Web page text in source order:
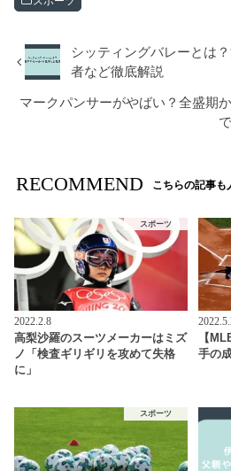
シッティングバレーとは
者など徹底解説
マークパンサーがやばい？全盛期
RECOMMEND こちらの記事も
スポーツ
2022.2.8
高梨沙羅のスーツメーカーはミズ
ノ「検査ギリギリを攻めて失格
に」
【
手の
スポーツ